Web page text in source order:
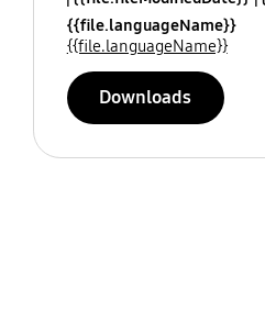
{{file.languageName}}
{{file.languageName}}
Downloads